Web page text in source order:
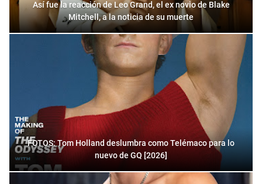
Así fue la reacción de Leo Grand, el ex novio de Blake
Mitchell, a la noticia de su muerte
FOTOS: Tom Holland deslumbra como Telémaco para lo
nuevo de GQ [2026]